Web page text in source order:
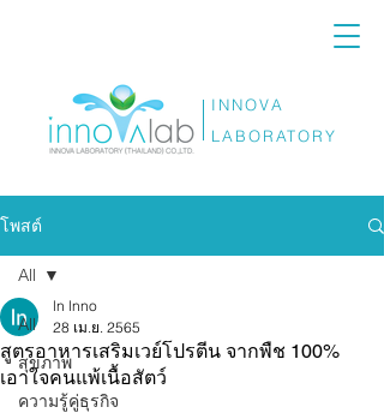
INNOVA
LABORATORY
โพสต์
All
สุขภาพ
ความรู้คู่ธุรกิจ
All
สูตรอาหารเสริมเวย์โปรตีน จากพืช 100%
เอาใจคนแพ้เนื้อสัตว์
ln lnno
28 เม.ย. 2565